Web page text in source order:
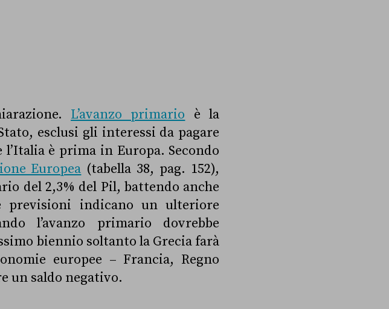
L’avanzo primario è la
esclusi gli interessi da pagare
è prima in Europa. Secondo
Europea (tabella 38, pag. 152),
del 2,3% del Pil, battendo anche
previsioni indicano un ulteriore
l’avanzo primario dovrebbe
biennio soltanto la Grecia farà
europee – Francia, Regno
un saldo negativo.